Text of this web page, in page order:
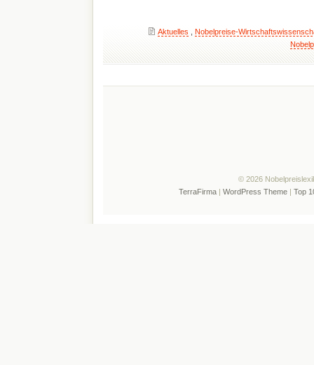
Aktuelles ,Nobelpreise-
© 2026
TerraFirma| WordPress Theme| Top